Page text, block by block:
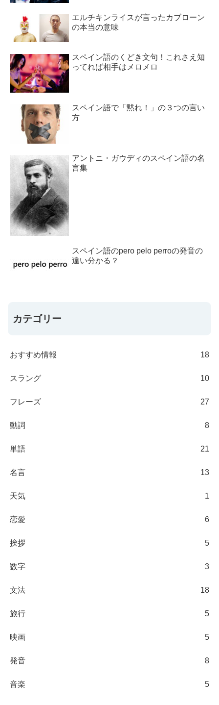
エルチキンライスが言ったカブローン
の本当の意味
スペイン語のくどき文句！これさえ知
ってれば相手はメロメロ
スペイン語で「黙れ！」の３つの言い
方
アントニ・ガウディのスペイン語の名
言集
スペイン語のpero pelo perroの発音の
違い分かる？
カテゴリー
おすすめ情報 18
スラング 10
フレーズ 27
動詞 8
単語 21
名言 13
天気 1
恋愛 6
挨拶 5
数字 3
文法 18
旅行 5
映画 5
発音 8
音楽 5